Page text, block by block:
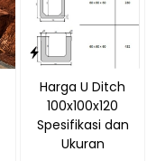
Harga U Ditch
100x100x120
Spesifikasi dan
Ukuran